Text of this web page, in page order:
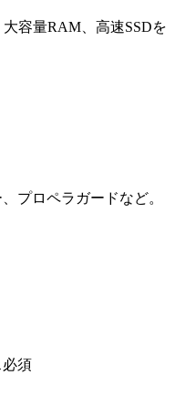
容量RAM、高速SSDを
プロペラガードなど。
必須